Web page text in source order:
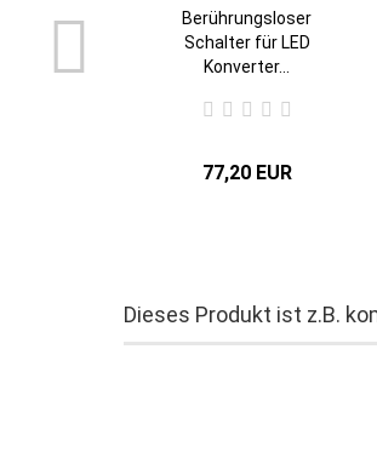
Berührungsloser
Schalter für LED
Konverter...
77,20 EUR
Dieses Produkt ist z.B.